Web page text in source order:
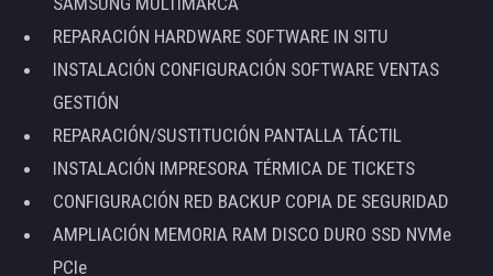
REPARACIÓN HARDWARE SOFTWARE IN SITU
INSTALACIÓN CONFIGURACIÓN SOFTWARE VENTAS
GESTIÓN
REPARACIÓN/SUSTITUCIÓN PANTALLA TÁCTIL
INSTALACIÓN IMPRESORA TÉRMICA DE TICKETS
CONFIGURACIÓN RED BACKUP COPIA DE SEGURIDAD
AMPLIACIÓN MEMORIA RAM DISCO DURO SSD NVMe
PCIe